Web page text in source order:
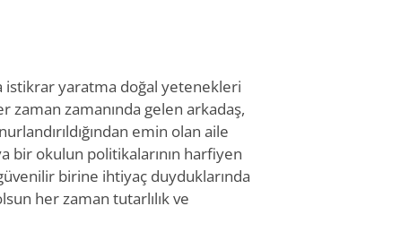
yaratma doğal yetenekleri
zamanında gelen arkadaş,
emin olan aile
bir okulun politikalarının harfiyen
birine ihtiyaç duyduklarında
her zaman tutarlılık ve